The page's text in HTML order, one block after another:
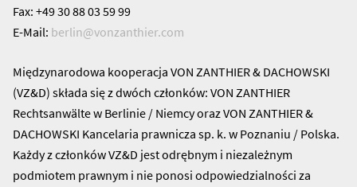
Fax: +49 30 88 03 59 99
E-Mail: berlin@vonzanthier.com
Międzynarodowa kooperacja VON ZANTHIER & DACHOWSKI
(VZ&D) składa się z dwóch członków: VON ZANTHIER
Rechtsanwälte w Berlinie / Niemcy oraz VON ZANTHIER &
DACHOWSKI Kancelaria prawnicza sp. k. w Poznaniu / Polska.
Każdy z członków VZ&D jest odrębnym i niezależnym
podmiotem prawnym i nie ponosi odpowiedzialności za